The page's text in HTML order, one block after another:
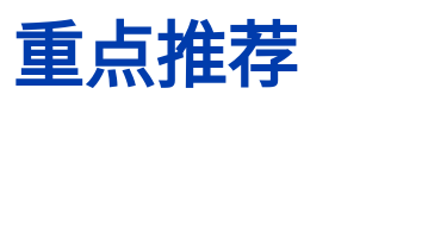
重点推荐